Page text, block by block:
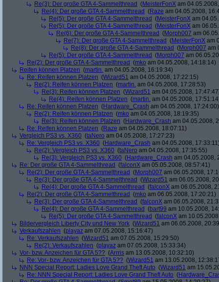
Re(3): Der große GTA 4-Sammelthread (MeisterFonX am
Re(4): Der große GTA 4-Sammelthread (Raze am 04.05.2008,
Re(5): Der große GTA 4-Sammelthread (MeisterFonX am
Re(5): Der große GTA 4-Sammelthread (MeisterFonX am
Re(6): Der große GTA 4-Sammelthread (Morph007 am
Re(7): Der große GTA 4-Sammelthread (MeisterFonX am
Re(8): Der große GTA 4-Sammelthread (Morph007 am
Re(5): Der große GTA 4-Sammelthread (Morph007 am
Re(2): Der große GTA 4-Sammelthread (mko am 04.05.2008, 14:18:14)
Reifen können Platzen (martin. am 04.05.2008, 16:19:34)
Re: Reifen können Platzen (Wizard51 am 04.05.2008, 17:22:15)
Re(2): Reifen können Platzen (martin. am 04.05.2008, 17:28:53)
Re(3): Reifen können Platzen (Wizard51 am 04.05.2008,
Re(4): Reifen können Platzen (martin. am 04.05.2008,
Re: Reifen können Platzen (Hardware_Crash am 04.05.2008, 17:24:00)
Re(2): Reifen können Platzen (mko am 04.05.2008, 18:19:35)
Re(3): Reifen können Platzen (Hardware_Crash am 04.05.2008,
Re: Reifen können Platzen (Raze am 04.05.2008, 18:07:11)
Vergleich PS3 vs. X360 (taNero am 04.05.2008, 17:27:23)
Re: Vergleich PS3 vs. X360 (Hardware_Crash am 04.05.2008,
Re(2): Vergleich PS3 vs. X360 (taNero am 04.05.2008, 17:35:55)
Re(3): Vergleich PS3 vs. X360 (Hardware_Crash am 04.05.2008,
Re: Der große GTA 4-Sammelthread (falconX am 05.05.2008, 08:57:41)
Re(2): Der große GTA 4-Sammelthread (Morph007 am 06.05.2008,
Re(3): Der große GTA 4-Sammelthread (Wizard51 am 06.05.2008,
Re(4): Der große GTA 4-Sammelthread (falconX am 06.05.2008,
Re(2): Der große GTA 4-Sammelthread (mko am 06.05.2008, 17:20:21)
Re(3): Der große GTA 4-Sammelthread (falconX am 06.05.2008,
Re(4): Der große GTA 4-Sammelthread (bart99 am 10.05.2008,
Re(5): Der große GTA 4-Sammelthread (falconX am
Bildervergleich Liberty City und New York (Wizard51 am 06.05.2008,
Verkaufszahlen (playaz am 07.05.2008, 15:16:47)
Re: Verkaufszahlen (Wizard51 am 07.05.2008, 15:29:50)
Re(2): Verkaufszahlen (playaz am 07.05.2008, 15:33:34)
Vor- bzw. Anzeichen für GTA 5?? (Arrris am 13.05.2008, 10:32:10)
Re: Vor- bzw. Anzeichen für GTA 5?? (Wizard51 am 13.05.2008,
NNN Special Report: Ladies Love Grand Theft Auto (Wizard51 am
Re: NNN Special Report: Ladies Love Grand Theft Auto (